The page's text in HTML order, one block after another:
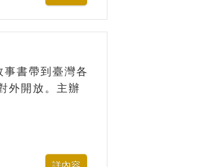
書帶到臺灣各
外開放。主辦